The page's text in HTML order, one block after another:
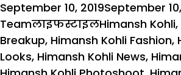
Posted
on
September 10, 2019September
TeamCategories
लाइफस्टाइलTags
Himansh Kohli,
Breakup, Himansh Kohli Fashion,
Looks, Himansh Kohli News,